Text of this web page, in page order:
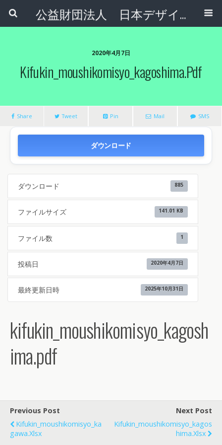
公益財団法人 日本デザインナンバー財団
2020年4月7日
Kifukin_moushikomisyo_kagoshima.pdf
Share Tweet Pin Mail SMS
ダウンロード
ダウンロード 885
ファイルサイズ 141.01 KB
ファイル数 1
投稿日 2020年4月7日
最終更新日時 2025年10月31日
kifukin_moushikomisyo_kagosh
ima.pdf
Previous Post
Kifukin_moushikomisyo_ka
Gawa.xlsx
Next Post
Kifukin_moushikomisyo_kagos
Hima.xlsx